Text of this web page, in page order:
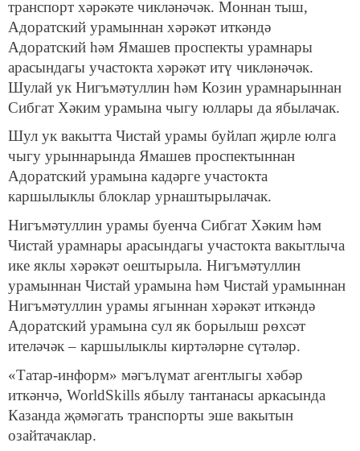
транспорт хәрәкәте чикләнәчәк. Моннан тыш,
Адоратский урамыннан хәрәкәт иткәндә
Адоратский һәм Ямашев проспекты урамнары
арасындагы участокта хәрәкәт итү чикләнәчәк.
Шулай ук Нигъмәтуллин һәм Козин урамнарыннан
Сибгат Хәким урамына чыгу юллары да ябылачак.
Шул ук вакытта Чистай урамы буйлап җирле юлга
чыгу урыннарында Ямашев проспектыннан
Адоратский урамына кадәрге участокта
каршылыклы блоклар урнаштырылачак.
Нигъмәтуллин урамы буенча Сибгат Хәким һәм
Чистай урамнары арасындагы участокта вакытлыча
ике яклы хәрәкәт оештырыла. Нигъмәтуллин
урамыннан Чистай урамына һәм Чистай урамыннан
Нигъмәтуллин урамы ягыннан хәрәкәт иткәндә
Адоратский урамына сул як борылыш рөхсәт
ителәчәк – каршылыклы киртәләрне сүтәләр.
«Татар-информ» мәгълүмат агентлыгы хәбәр
иткәнчә, WorldSkills ябылу тантанасы аркасында
Казанда җәмәгать транспорты эше вакытын
озайтачаклар.